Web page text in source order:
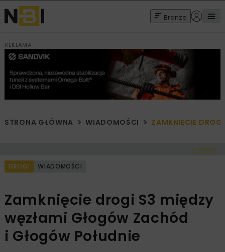
Branże
REKLAMA
STRONA GŁÓWNA WIADOMOŚCI ZAMKNIĘCIE
< Cofnij
DROGI WIADOMOŚCI
Zamknięcie drogi S3 między
węzłami Głogów Zachód
i Głogów Południe